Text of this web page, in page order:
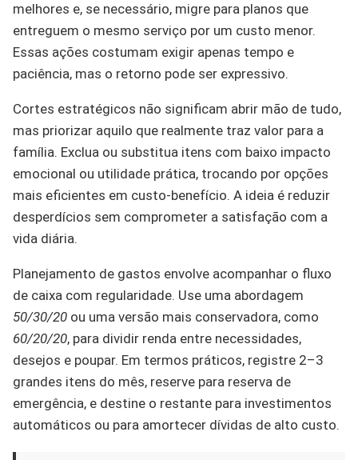
melhores e, se necessário, migre para planos que
entreguem o mesmo serviço por um custo menor.
Essas ações costumam exigir apenas tempo e
paciência, mas o retorno pode ser expressivo.
Cortes estratégicos não significam abrir mão de tudo,
mas priorizar aquilo que realmente traz valor para a
família. Exclua ou substitua itens com baixo impacto
emocional ou utilidade prática, trocando por opções
mais eficientes em custo-benefício. A ideia é reduzir
desperdícios sem comprometer a satisfação com a
vida diária.
Planejamento de gastos envolve acompanhar o fluxo
de caixa com regularidade. Use uma abordagem
50/30/20 ou uma versão mais conservadora, como
60/20/20, para dividir renda entre necessidades,
desejos e poupar. Em termos práticos, registre 2–3
grandes itens do mês, reserve para reserva de
emergência, e destine o restante para investimentos
automáticos ou para amortecer dívidas de alto custo.